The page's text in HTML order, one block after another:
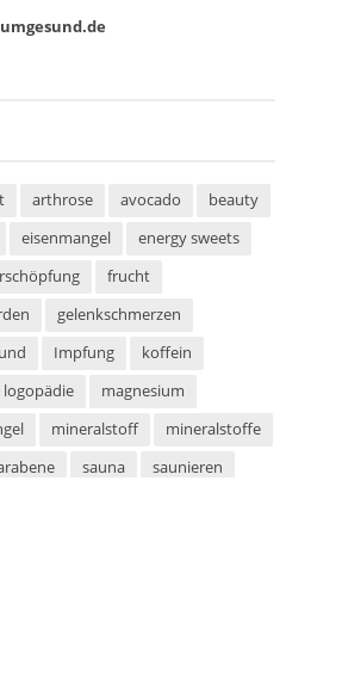
arthrose avocado
beauty
eisenmangel
energy sweets
frucht
gelenkschmerzen
Impfung
koffein
logopädie
magnesium
mineralstoff
mineralstoffe
sauna
saunieren